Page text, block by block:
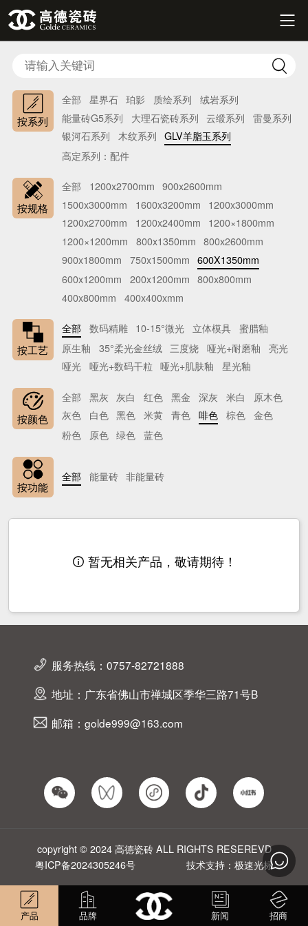


按系列
全部 星界石 珀影 质绘系列
绒岩系列
能量砖G5系列
大理石瓷砖系列 云缎系列
雷曼系列
银河石系列
木纹系列
GLV羊脂玉系列
高定系列：配件
按规格
全部 1200x2700mm
900x2600mm
1500x3000mm
1600x3200mm
1200x3000mm
1200x2700mm
1200x2400mm
1200×1800mm
1200×1200mm
800x1350mm
800x2600mm
900x1800mm
750x1500mm
600X1350mm
600x1200mm
200x1200mm
800x800mm
400x800mm
400x400xmm
按工艺
全部 数码精雕 10-15°微光 立体模具
蜜腊釉
原生釉
35°柔光金丝绒 三度烧 哑光+耐磨釉
亮光
哑光
哑光+数码干粒 哑光+肌肤釉 星光釉
按颜色
全部 黑灰 灰白 红色 黑金 深灰 米白
原木色
灰色
白色 黑色 米黄 青色 啡色 棕色
金色
粉色
原色 绿色 蓝色
按功能
全部 能量砖 非能量砖
 暂无相关产品，敬请期待！
服务热线：0757-82721888
地址：广东省佛山市禅城区季华三路71号B
邮箱：golde999@163.com
copyright © 2024 高德瓷砖 ALL RIGHTS RESEREVD
粤ICP备2024305246号
技术支持：极速光标
产品 品牌 新闻 招商